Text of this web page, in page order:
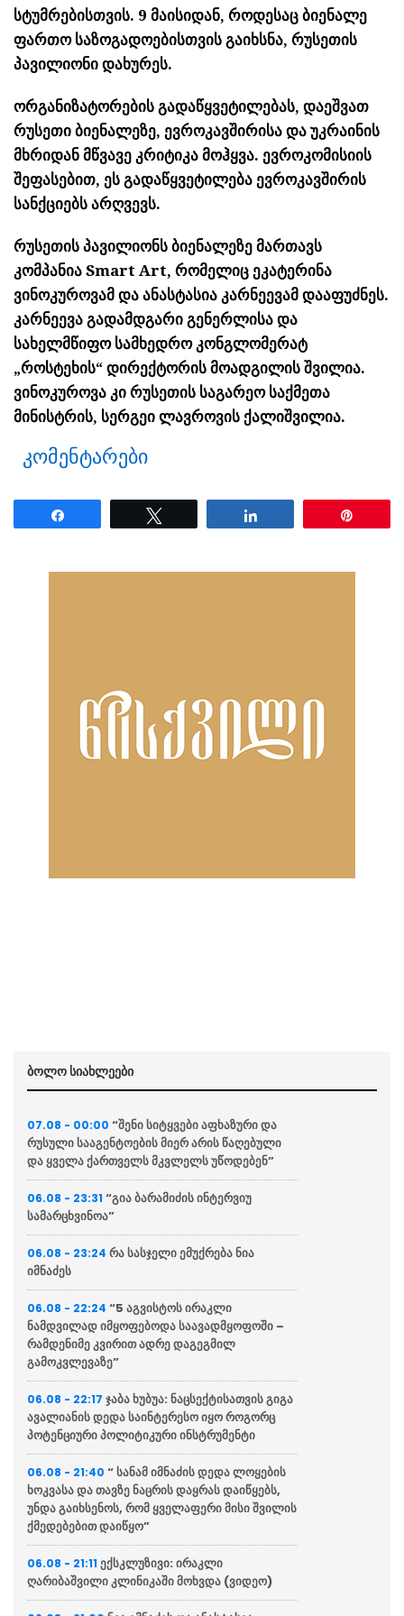
სტუმრებისთვის. 9 მაისიდან, როდესაც ბიენალე
ფართო საზოგადოებისთვის გაიხსნა, რუსეთის
პავილიონი დახურეს.
ორგანიზატორების გადაწყვეტილებას, დაეშვათ
რუსეთი ბიენალეზე, ევროკავშირისა და უკრაინის
მხრიდან მწვავე კრიტიკა მოჰყვა. ევროკომისიის
შეფასებით, ეს გადაწყვეტილება ევროკავშირის
სანქციებს არღვევს.
რუსეთის პავილიონს ბიენალეზე მართავს
კომპანია Smart Art, რომელიც ეკატერინა
ვინოკუროვამ და ანასტასია კარნეევამ დააფუძნეს.
კარნეევა გადამდგარი გენერლისა და
სახელმწიფო სამხედრო კონგლომერატ
„როსტეხის“ დირექტორის მოადგილის შვილია.
ვინოკუროვა კი რუსეთის საგარეო საქმეთა
მინისტრის, სერგეი ლავროვის ქალიშვილია.
კომენტარები
ბოლო სიახლეები
07.08 - 00:00 “შენი სიტყვები აფხაზური და
რუსული სააგენტოების მიერ არის წაღებული
და ყველა ქართველს მკვლელს უწოდებენ”
06.08 - 23:31 “გია ბარამიძის ინტერვიუ
სამარცხვინოა”
06.08 - 23:24 რა სასჯელი ემუქრება ნია
იმნაძეს
06.08 - 22:24 “5 აგვისტოს ირაკლი
ნამდვილად იმყოფებოდა საავადმყოფოში –
რამდენიმე კვირით ადრე დაგეგმილ
გამოკვლევაზე”
06.08 - 22:17 ჯაბა ხუბუა: ნაცსექტისათვის გიგა
ავალიანის დედა საინტერესო იყო როგორც
პოტენციური პოლიტიკური ინსტრუმენტი
06.08 - 21:40 “ სანამ იმნაძის დედა ლოყების
ხოკვასა და თავზე ნაცრის დაყრას დაიწყებს,
უნდა გაიხსენოს, რომ ყველაფერი მისი შვილის
ქმედებებით დაიწყო”
06.08 - 21:11 ექსკლუზივი: ირაკლი
ღარიბაშვილი კლინიკაში მოხვდა (ვიდეო)